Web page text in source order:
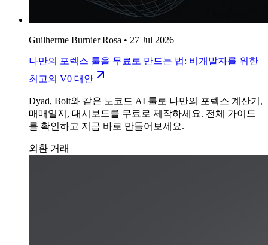
Guilherme Burnier Rosa • 27 Jul 2026
나만의 포렉스 툴을 무료로 만드는 법: 비개발자를 위한
최고의 V0 대안
Dyad, Bolt와 같은 노코드 AI 툴로 나만의 포렉스 계산기,
매매일지, 대시보드를 무료로 제작하세요. 전체 가이드
를 확인하고 지금 바로 만들어보세요.
외환 거래